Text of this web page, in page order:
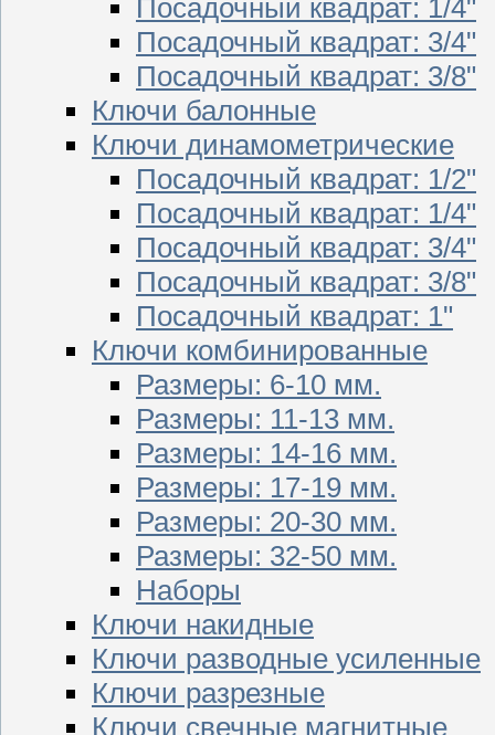
Посадочный квадрат: 1/4"
Посадочный квадрат: 3/4"
Посадочный квадрат: 3/8"
Ключи балонные
Ключи динамометрические
Посадочный квадрат: 1/2"
Посадочный квадрат: 1/4"
Посадочный квадрат: 3/4"
Посадочный квадрат: 3/8"
Посадочный квадрат: 1"
Ключи комбинированные
Размеры: 6-10 мм.
Размеры: 11-13 мм.
Размеры: 14-16 мм.
Размеры: 17-19 мм.
Размеры: 20-30 мм.
Размеры: 32-50 мм.
Наборы
Ключи накидные
Ключи разводные усиленные
Ключи разрезные
Ключи свечные магнитные